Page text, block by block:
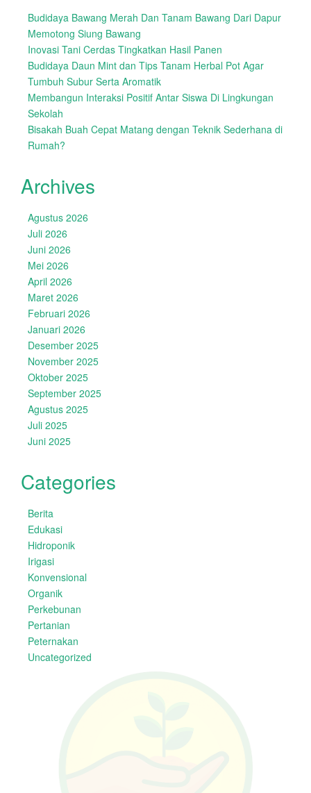
Budidaya Bawang Merah Dan Tanam Bawang Dari Dapur
Memotong Siung Bawang
Inovasi Tani Cerdas Tingkatkan Hasil Panen
Budidaya Daun Mint dan Tips Tanam Herbal Pot Agar
Tumbuh Subur Serta Aromatik
Membangun Interaksi Positif Antar Siswa Di Lingkungan
Sekolah
Bisakah Buah Cepat Matang dengan Teknik Sederhana di
Rumah?
Archives
Agustus 2026
Juli 2026
Juni 2026
Mei 2026
April 2026
Maret 2026
Februari 2026
Januari 2026
Desember 2025
November 2025
Oktober 2025
September 2025
Agustus 2025
Juli 2025
Juni 2025
Categories
Berita
Edukasi
Hidroponik
Irigasi
Konvensional
Organik
Perkebunan
Pertanian
Peternakan
Uncategorized